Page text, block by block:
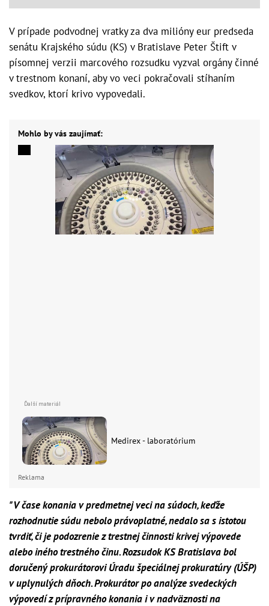
V prípade podvodnej vratky za dva milióny eur predseda
senátu Krajského súdu (KS) v Bratislave Peter Štift v
písomnej verzii marcového rozsudku vyzval orgány činné
v trestnom konaní, aby vo veci pokračovali stíhaním
svedkov, ktorí krivo vypovedali.
Mohlo by vás zaujímať:
Medirex - laboratórium
Reklama
"V čase konania v predmetnej veci na súdoch, keďže
rozhodnutie súdu nebolo právoplatné, nedalo sa s istotou
tvrdiť, či je podozrenie z trestnej činnosti krivej výpovede
alebo iného trestného činu. Rozsudok KS Bratislava bol
doručený prokurátorovi Úradu špeciálnej prokuratúry (ÚŠP)
v uplynulých dňoch. Prokurátor po analýze svedeckých
výpovedí z prípravného konania i v nadväznosti na